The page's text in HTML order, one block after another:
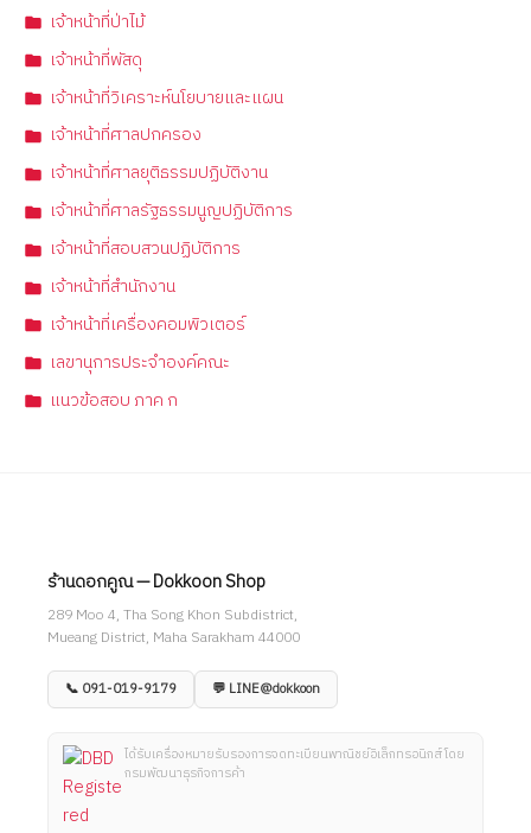
เจ้าหน้าที่ป่าไม้
เจ้าหน้าที่พัสดุ
เจ้าหน้าที่วิเคราะห์นโยบายและแผน
เจ้าหน้าที่ศาลปกครอง
เจ้าหน้าที่ศาลยุติธรรมปฏิบัติงาน
เจ้าหน้าที่ศาลรัฐธรรมนูญปฏิบัติการ
เจ้าหน้าที่สอบสวนปฏิบัติการ
เจ้าหน้าที่สำนักงาน
เจ้าหน้าที่เครื่องคอมพิวเตอร์
เลขานุการประจำองค์คณะ
แนวข้อสอบ ภาค ก
ร้านดอกคูณ — Dokkoon Shop
289 Moo 4, Tha Song Khon Subdistrict,
Mueang District, Maha Sarakham 44000
📞 091-019-9179 💬 LINE@dokkoon
ได้รับเครื่องหมายรับรองการจดทะเบียนพาณิชย์อิเล็กทรอนิกส์ โดย
กรมพัฒนาธุรกิจการค้า